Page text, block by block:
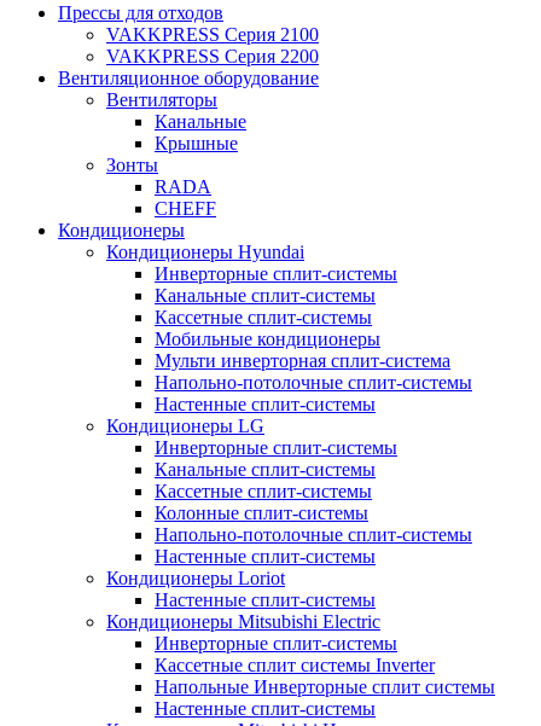
Прессы для отходов
VAKKPRESS Серия 2100
VAKKPRESS Серия 2200
Вентиляционное оборудование
Вентиляторы
Канальные
Крышные
Зонты
RADA
CHEFF
Кондиционеры
Кондиционеры Hyundai
Инверторные сплит-системы
Канальные сплит-системы
Кассетные сплит-системы
Мобильные кондиционеры
Мульти инверторная сплит-система
Напольно-потолочные сплит-системы
Настенные сплит-системы
Кондиционеры LG
Инверторные сплит-системы
Канальные сплит-системы
Кассетные сплит-системы
Колонные сплит-системы
Напольно-потолочные сплит-системы
Настенные сплит-системы
Кондиционеры Loriot
Настенные сплит-системы
Кондиционеры Mitsubishi Electric
Инверторные сплит-системы
Кассетные сплит системы Inverter
Напольные Инверторные сплит системы
Настенные сплит-системы